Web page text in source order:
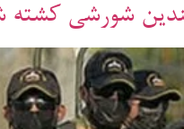
شورشی کشته